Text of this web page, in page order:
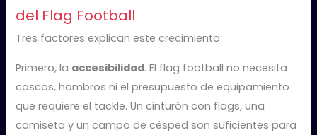
del Flag Football
Tres factores explican este crecimiento:
Primero, la accesibilidad. El flag football no necesita
cascos, hombros ni el presupuesto de equipamiento
que requiere el tackle. Un cinturón con flags, una
camiseta y un campo de césped son suficientes para